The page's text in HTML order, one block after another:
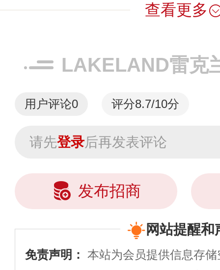
查看更多
LAKELAND雷克
用户评论0 评分8.7/10分
请先登录后再发表评论
发布招商
网站提醒和
免责声明： 本站为会员提供信息存